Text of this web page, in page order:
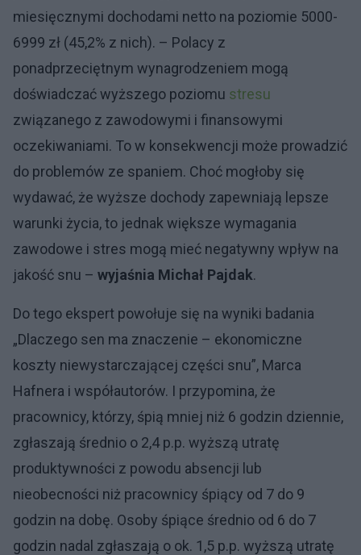
miesięcznymi dochodami netto na poziomie 5000-
6999 zł (45,2% z nich). – Polacy z
ponadprzeciętnym wynagrodzeniem mogą
doświadczać wyższego poziomu stresu
związanego z zawodowymi i finansowymi
oczekiwaniami. To w konsekwencji może prowadzić
do problemów ze spaniem. Choć mogłoby się
wydawać, że wyższe dochody zapewniają lepsze
warunki życia, to jednak większe wymagania
zawodowe i stres mogą mieć negatywny wpływ na
jakość snu – wyjaśnia Michał Pajdak.
Do tego ekspert powołuje się na wyniki badania
„Dlaczego sen ma znaczenie – ekonomiczne
koszty niewystarczającej części snu”, Marca
Hafnera i współautorów. I przypomina, że
pracownicy, którzy, śpią mniej niż 6 godzin dziennie,
zgłaszają średnio o 2,4 p.p. wyższą utratę
produktywności z powodu absencji lub
nieobecności niż pracownicy śpiący od 7 do 9
godzin na dobę. Osoby śpiące średnio od 6 do 7
godzin nadal zgłaszają o ok. 1,5 p.p. wyższą utratę